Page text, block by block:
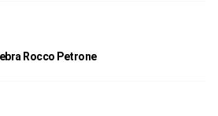
Rocco Petrone